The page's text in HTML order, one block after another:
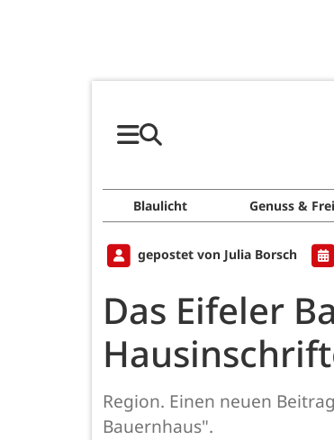
Blaulicht Genuss &
gepostet von Julia Borsch
Das Eifeler
Region. Einen neuen
Bauernhaus".